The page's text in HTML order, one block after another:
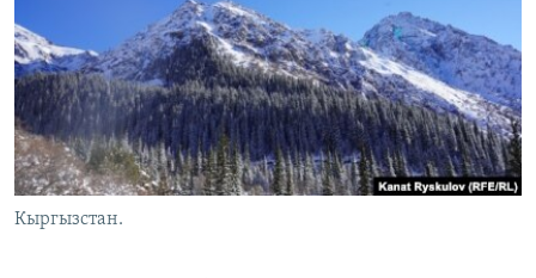
ЫҢГАЙСЫЗ СУРООЛОР
ЭЕ/АРнун бардык сайттары
Кыргызстан.